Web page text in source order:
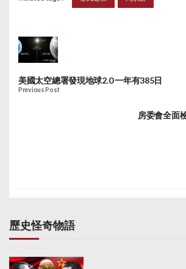
美國太空總署發現地球2.0 一年有385日
Previous Post
房委會全面
歷史怪奇物語